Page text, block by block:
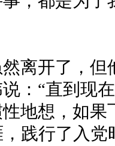
开了，但
：“直到现
地想，如果
践行了入